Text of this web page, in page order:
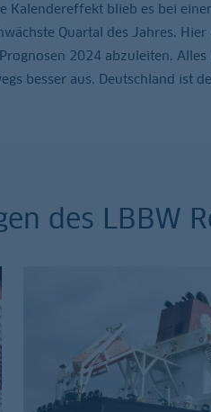
Kalendereffekt blieb es bei
Quartal des Jahres.
2024 abzuleiten.
besser aus. Deutschland ist
des LBBW